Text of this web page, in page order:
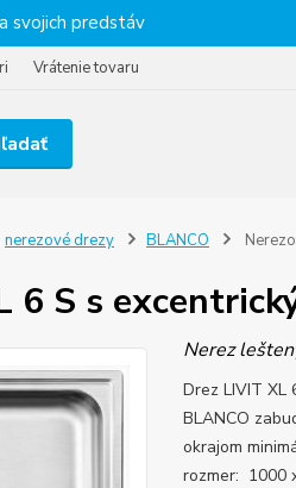
svojich predstáv
Vrátenie tovaru
nerezové drezy BLANCO
6 S s
Nerez
Drez LIVIT XL
BLANCO
okrajom
rozmer: 1000